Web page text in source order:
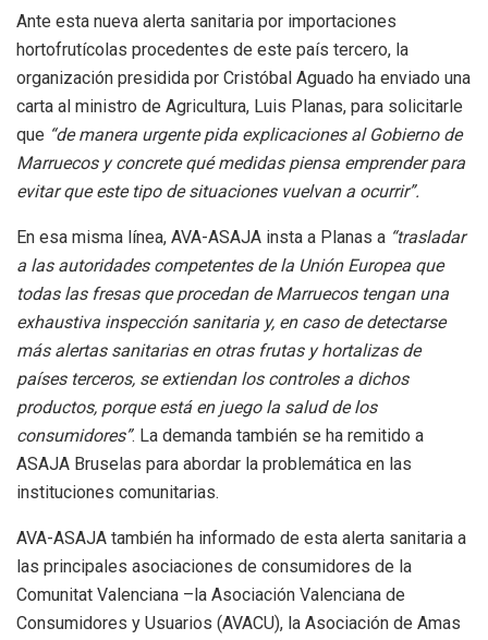
Ante esta nueva alerta sanitaria por importaciones
hortofrutícolas procedentes de este país tercero, la
organización presidida por Cristóbal Aguado ha enviado una
carta al ministro de Agricultura, Luis Planas, para solicitarle
que “de manera urgente pida explicaciones al Gobierno de
Marruecos y concrete qué medidas piensa emprender para
evitar que este tipo de situaciones vuelvan a ocurrir”.
En esa misma línea, AVA-ASAJA insta a Planas a “trasladar
a las autoridades competentes de la Unión Europea que
todas las fresas que procedan de Marruecos tengan una
exhaustiva inspección sanitaria y, en caso de detectarse
más alertas sanitarias en otras frutas y hortalizas de
países terceros, se extiendan los controles a dichos
productos, porque está en juego la salud de los
consumidores”. La demanda también se ha remitido a
ASAJA Bruselas para abordar la problemática en las
instituciones comunitarias.
AVA-ASAJA también ha informado de esta alerta sanitaria a
las principales asociaciones de consumidores de la
Comunitat Valenciana –la Asociación Valenciana de
Consumidores y Usuarios (AVACU), la Asociación de Amas